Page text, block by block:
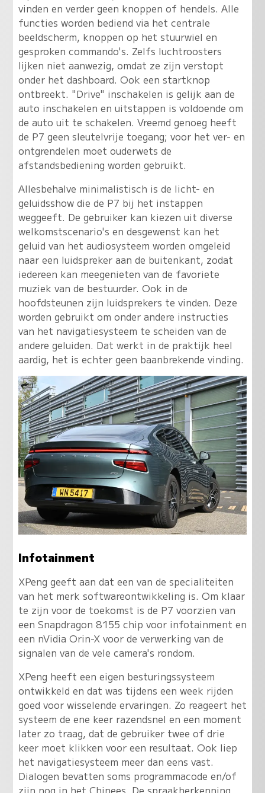
vinden en verder geen knoppen of hendels. Alle
functies worden bediend via het centrale
beeldscherm, knoppen op het stuurwiel en
gesproken commando's. Zelfs luchtroosters
lijken niet aanwezig, omdat ze zijn verstopt
onder het dashboard. Ook een startknop
ontbreekt. "Drive" inschakelen is gelijk aan de
auto inschakelen en uitstappen is voldoende om
de auto uit te schakelen. Vreemd genoeg heeft
de P7 geen sleutelvrije toegang; voor het ver- en
ontgrendelen moet ouderwets de
afstandsbediening worden gebruikt.
Allesbehalve minimalistisch is de licht- en
geluidsshow die de P7 bij het instappen
weggeeft. De gebruiker kan kiezen uit diverse
welkomstscenario's en desgewenst kan het
geluid van het audiosysteem worden omgeleid
naar een luidspreker aan de buitenkant, zodat
iedereen kan meegenieten van de favoriete
muziek van de bestuurder. Ook in de
hoofdsteunen zijn luidsprekers te vinden. Deze
worden gebruikt om onder andere instructies
van het navigatiesysteem te scheiden van de
andere geluiden. Dat werkt in de praktijk heel
aardig, het is echter geen baanbrekende vinding.
Infotainment
XPeng geeft aan dat een van de specialiteiten
van het merk softwareontwikkeling is. Om klaar
te zijn voor de toekomst is de P7 voorzien van
een Snapdragon 8155 chip voor infotainment en
een nVidia Orin-X voor de verwerking van de
signalen van de vele camera's rondom.
XPeng heeft een eigen besturingssysteem
ontwikkeld en dat was tijdens een week rijden
goed voor wisselende ervaringen. Zo reageert het
systeem de ene keer razendsnel en een moment
later zo traag, dat de gebruiker twee of drie
keer moet klikken voor een resultaat. Ook liep
het navigatiesysteem meer dan eens vast.
Dialogen bevatten soms programmacode en/of
zijn nog in het Chinees. De spraakherkenning